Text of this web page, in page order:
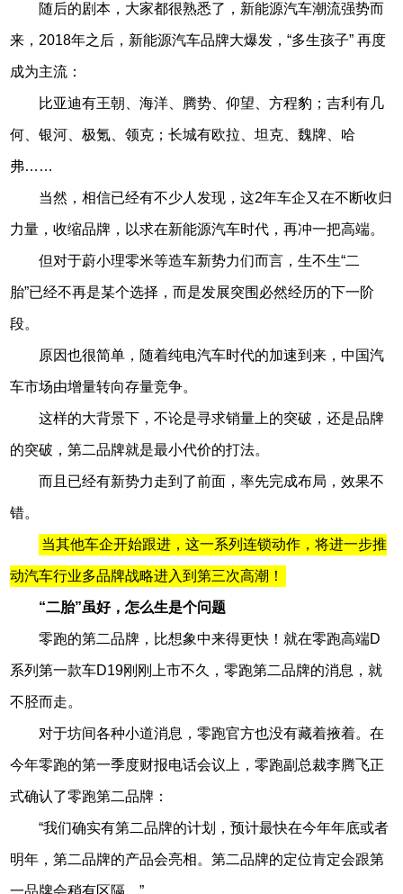
随后的剧本，大家都很熟悉了，新能源汽车潮流强势而
来，2018年之后，新能源汽车品牌大爆发，“多生孩子” 再度
成为主流：
比亚迪有王朝、海洋、腾势、仰望、方程豹；吉利有几
何、银河、极氪、领克；长城有欧拉、坦克、魏牌、哈
弗……
当然，相信已经有不少人发现，这2年车企又在不断收归
力量，收缩品牌，以求在新能源汽车时代，再冲一把高端。
但对于蔚小理零米等造车新势力们而言，生不生“二
胎”已经不再是某个选择，而是发展突围必然经历的下一阶
段。
原因也很简单，随着纯电汽车时代的加速到来，中国汽
车市场由增量转向存量竞争。
这样的大背景下，不论是寻求销量上的突破，还是品牌
的突破，第二品牌就是最小代价的打法。
而且已经有新势力走到了前面，率先完成布局，效果不
错。
当其他车企开始跟进，这一系列连锁动作，将进一步推
动汽车行业多品牌战略进入到第三次高潮！
“二胎”虽好，怎么生是个问题
零跑的第二品牌，比想象中来得更快！就在零跑高端D
系列第一款车D19刚刚上市不久，零跑第二品牌的消息，就
不胫而走。
对于坊间各种小道消息，零跑官方也没有藏着掖着。在
今年零跑的第一季度财报电话会议上，零跑副总裁李腾飞正
式确认了零跑第二品牌：
“我们确实有第二品牌的计划，预计最快在今年年底或者
明年，第二品牌的产品会亮相。第二品牌的定位肯定会跟第